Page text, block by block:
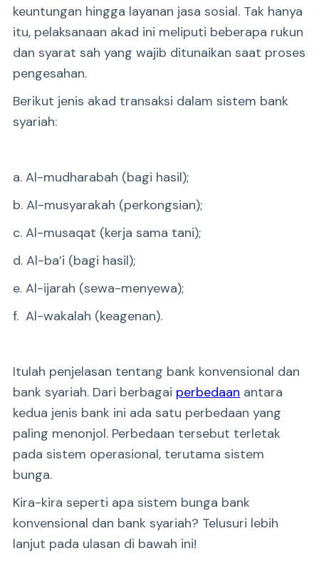
keuntungan hingga layanan jasa sosial. Tak hanya
itu, pelaksanaan akad ini meliputi beberapa rukun
dan syarat sah yang wajib ditunaikan saat proses
pengesahan.
Berikut jenis akad transaksi dalam sistem bank
syariah:
a. Al-mudharabah (bagi hasil);
b. Al-musyarakah (perkongsian);
c. Al-musaqat (kerja sama tani);
d. Al-ba’i (bagi hasil);
e. Al-ijarah (sewa-menyewa);
f. Al-wakalah (keagenan).
Itulah penjelasan tentang bank konvensional dan
bank syariah. Dari berbagai perbedaan antara
kedua jenis bank ini ada satu perbedaan yang
paling menonjol. Perbedaan tersebut terletak
pada sistem operasional, terutama sistem
bunga.
Kira-kira seperti apa sistem bunga bank
konvensional dan bank syariah? Telusuri lebih
lanjut pada ulasan di bawah ini!